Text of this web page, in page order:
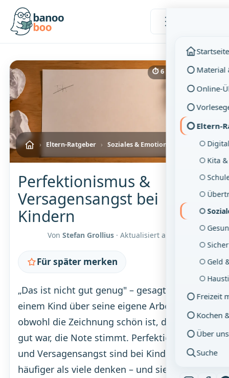
Startseite
Material
Online-
Eltern-
Kita
Geld
Freizeit
Kochen
Über uns
Suche
› Eltern-Ratgeber › Soziales & Emotionen
⏱ 6 Min. Lesezeit
Perfektionismus &
Versagensangst bei
Kindern
VonStefan Grollius · Aktualisiert am
Für später merken
„Das ist nicht gut genug" – gesagt von
einem Kind über seine eigene Arbeit,
obwohl die Zeichnung schön ist, das Referat
gut war, die Note stimmt. Perfektionismus
und Versagensangst sind bei Kindern
häufiger als viele denken – und sie können